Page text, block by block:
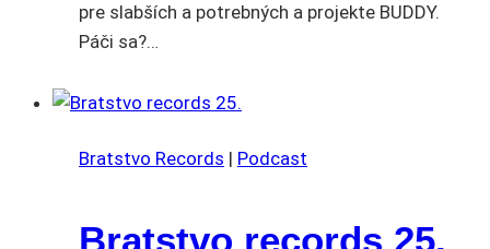
pre slabších a potrebných a projekte BUDDY.
Páči sa?…
Bratstvo Records | Podcast
Bratstvo records 25.